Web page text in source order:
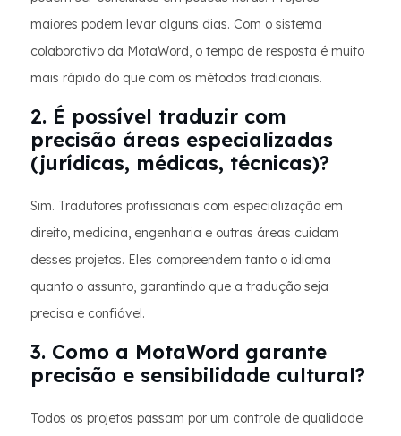
maiores podem levar alguns dias. Com o sistema
colaborativo da MotaWord, o tempo de resposta é muito
mais rápido do que com os métodos tradicionais.
2. É possível traduzir com
precisão áreas especializadas
(jurídicas, médicas, técnicas)?
Sim. Tradutores profissionais com especialização em
direito, medicina, engenharia e outras áreas cuidam
desses projetos. Eles compreendem tanto o idioma
quanto o assunto, garantindo que a tradução seja
precisa e confiável.
3. Como a MotaWord garante
precisão e sensibilidade cultural?
Todos os projetos passam por um controle de qualidade